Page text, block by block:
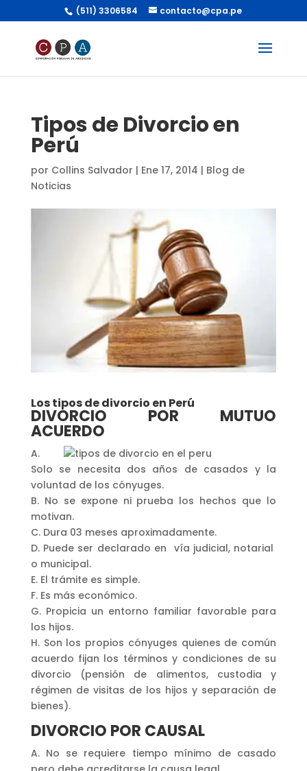
(511) 3306584 contacto@cpa.pe
Tipos de Divorcio en
Perú
por Collins Salvador | Ene 17, 2014 | Blog de
Noticias
Los tipos de divorcio en Perú
DIVORCIO POR MUTUO
ACUERDO
A.
Solo se necesita dos años de casados y la
voluntad de los cónyuges.
B. No se expone ni prueba los hechos que lo
motivan.
C. Dura 03 meses aproximadamente.
D. Puede ser declarado en vía judicial, notarial
o municipal.
E. El trámite es simple.
F. Es más económico.
G. Propicia un entorno familiar favorable para
los hijos.
H. Son los propios cónyuges quienes de común
acuerdo fijan los términos y condiciones de su
divorcio (pensión de alimentos, custodia y
régimen de visitas de los hijos y separación de
bienes).
DIVORCIO POR CAUSAL
A. No se requiere tiempo mínimo de casado